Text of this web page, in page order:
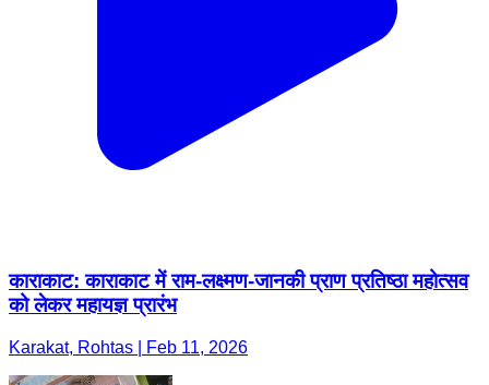
काराकाट: काराकाट में राम-लक्ष्मण-जानकी प्राण प्रतिष्ठा महोत्सव
को लेकर महायज्ञ प्रारंभ
Karakat, Rohtas | Feb 11, 2026